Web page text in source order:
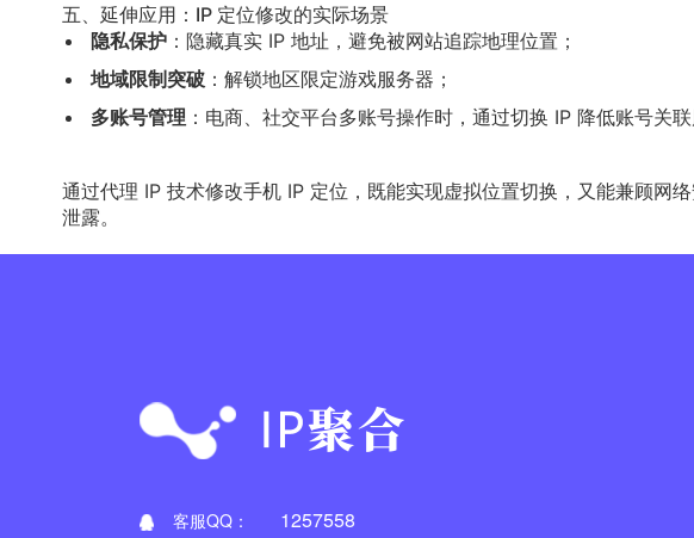
五、延伸应用：IP 定位修改的实际场景
隐私保护 ：隐藏真实 IP 地址，避免被网站追踪地理位置；
地域限制突破 ：解锁地区限定游戏服务器；
多账号管理 ：电商、社交平台多账号操作时，通过切换 IP 降低账号关联
通过代理 IP 技术修改手机 IP 定位，既能实现虚拟位置切换，又能兼顾网
泄露。
客服QQ： 1257558